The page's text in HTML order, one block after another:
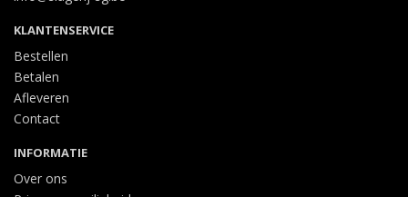
KLANTENSERVICE
Bestellen
Betalen
Afleveren
Contact
INFORMATIE
Over ons